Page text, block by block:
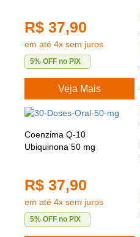
R$ 37,90
em até 4x sem juros
5% OFF no PIX
Veja Mais
Coenzima Q-10
Ubiquinona 50 mg
R$ 37,90
em até 4x sem juros
5% OFF no PIX